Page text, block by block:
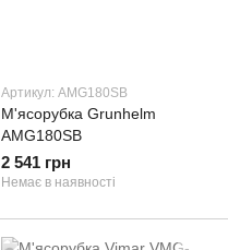
Артикул: AMG180SB
М'ясорубка Grunhelm
AMG180SB
2 541 грн
Немає в наявності